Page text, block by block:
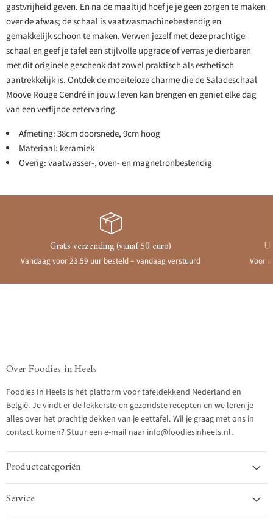
gastvrijheid geven. En na de maaltijd hoef je je geen zorgen te maken
over de afwas; de schaal is vaatwasmachinebestendig en
gemakkelijk schoon te maken. Verwen jezelf met deze prachtige
schaal en geef je tafel een stijlvolle upgrade of verras je dierbaren
met dit originele geschenk dat zowel praktisch als esthetisch
aantrekkelijk is. Ontdek de moeiteloze charme die de Saladeschaal
Moove Rouge Cendré in jouw leven kan brengen en geniet elke dag
van een verfijnde eetervaring.
Afmeting: 38cm doorsnede, 9cm hoog
Materiaal: keramiek
Overig: vaatwasser-, oven- en magnetronbestendig
Gratis verzending (vanaf 50 euro)
Vandaag voor 23.59 uur besteld = vandaag verstuurd Voor
Over Foodies in Heels
Foodies In Heels is hét platform voor tafeldekkend Nederland en
België. Je vindt er de lekkerste en gezondste recepten en we leren je
alles over het prachtig dekken van je eettafel. Wil je graag met ons in
contact komen? Stuur een e-mail naar info@foodiesinheels.nl.
Productcategoriën
Service